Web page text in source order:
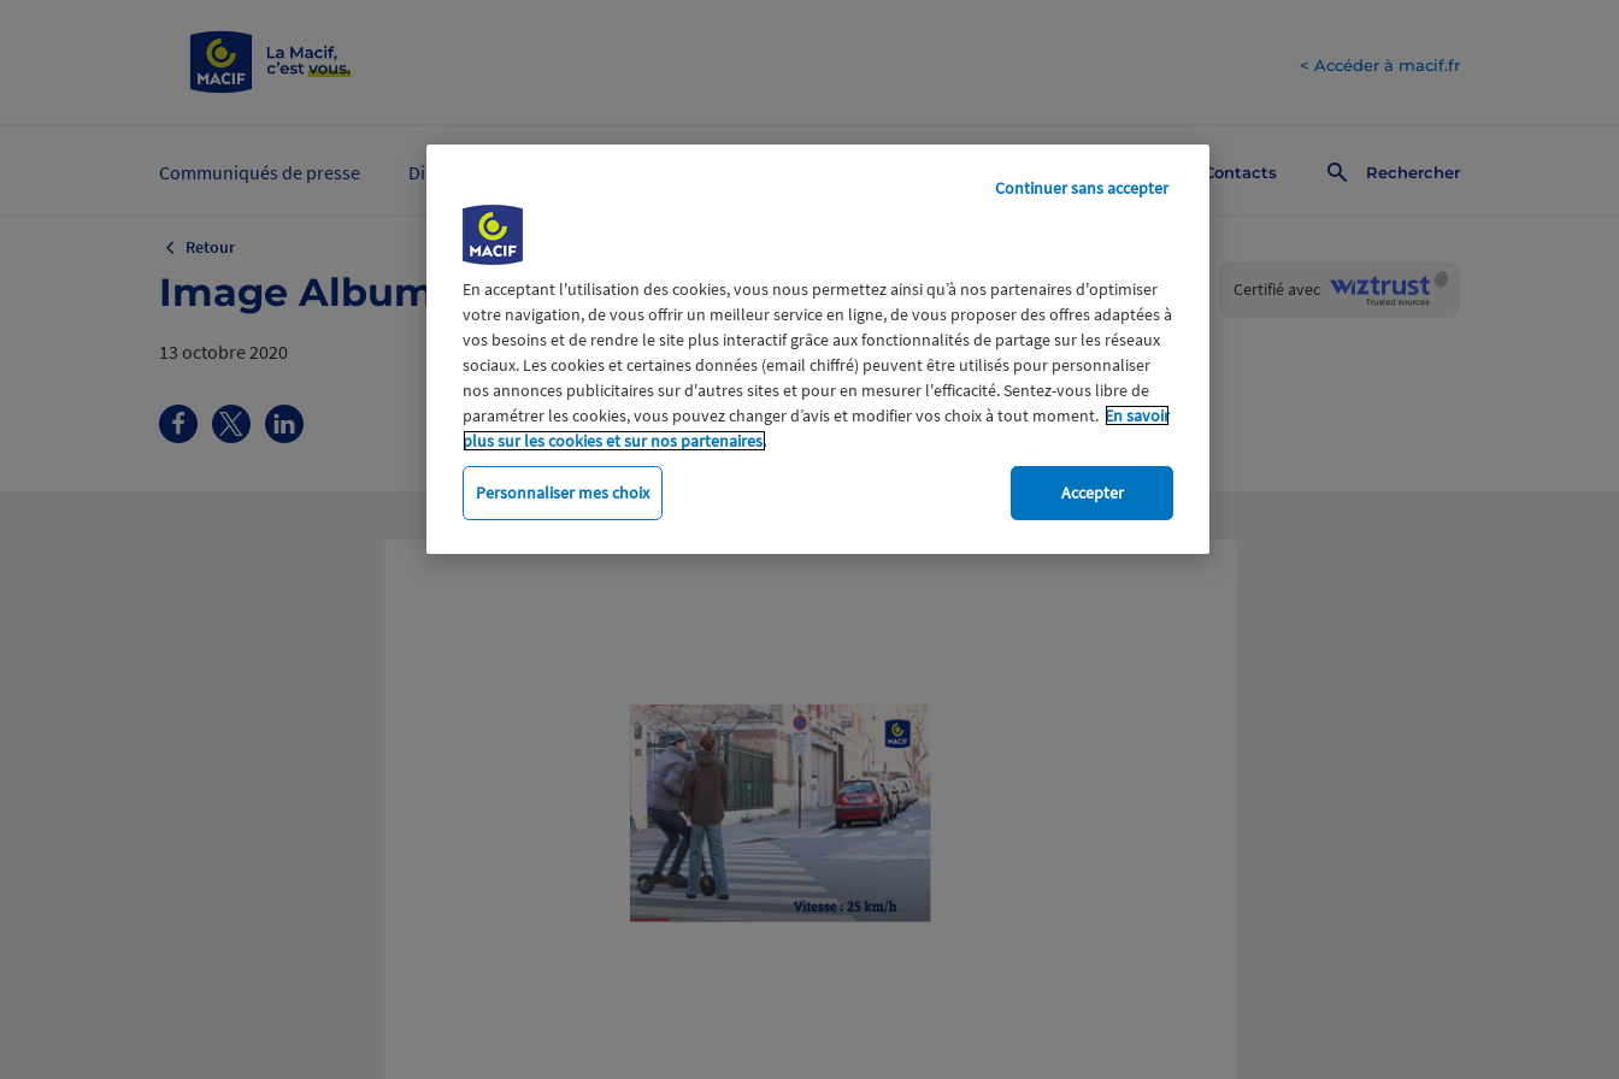
< Accéder à macif.fr
Contacts Rechercher
Communiqués de presse Dirigeants et experts
Retour
Image Album.png
13 octobre 2020
Certifié avecWiztrust
trusted
En acceptant l'utilisation des cookies, vous nous permettez ainsi qu’à nos partenaires d'optimiser
votre navigation, de vous offrir un meilleur service en ligne, de vous proposer des offres adaptées à
vos besoins et de rendre le site plus interactif grâce aux fonctionnalités de partage sur les réseaux
sociaux. Les cookies et certaines données (email chiffré) peuvent être utilisés pour personnaliser
nos annonces publicitaires sur d'autres sites et pour en mesurer l'efficacité. Sentez-vous libre de
paramétrer les cookies, vous pouvez changer d’avis et modifier vos choix à tout moment. En savoir
plus sur les cookies et sur nos partenaires.
Personnaliser mes choix
Continuer sans accepter
Accepter